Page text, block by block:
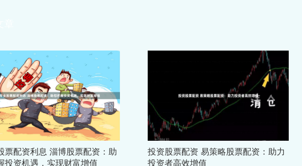
票配资利息 淄博股票配资：助
投资机遇，实现财富增值
投资股票配资 易策略股票配资：助力
投资者高效增值